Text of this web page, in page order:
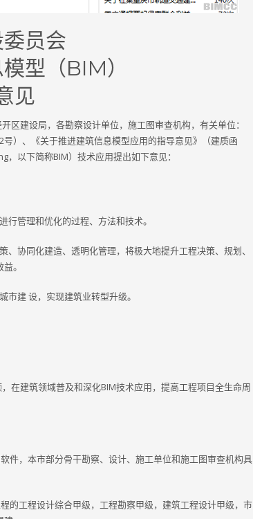
员会
型（BIM）
见
建设局，各勘察设计单位，施工图审查机构，有关单位：
）、《关于推进建筑信息模型应用的指导意见》（建质函
以下简称BIM）技术应用提出如下意见：
管理和优化的过程、方法和技术。
协同化建造、透明化管理，将极大地提升工程决策、规划、
。
建 设，实现建筑业转型升级。
在建筑领域普及和深化BIM技术应用，提高工程项目全生命周
件，本市部分骨干勘察、设计、施工单位和施工图审查机构具
的工程设计综合甲级，工程勘察甲级，建筑工程设计甲级，市